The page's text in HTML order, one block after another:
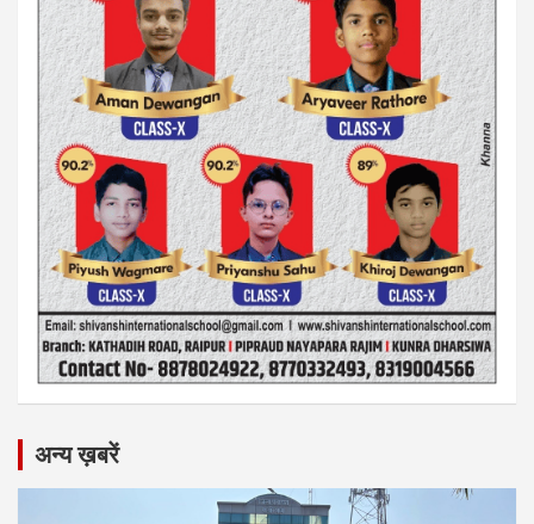
अन्य ख़बरें